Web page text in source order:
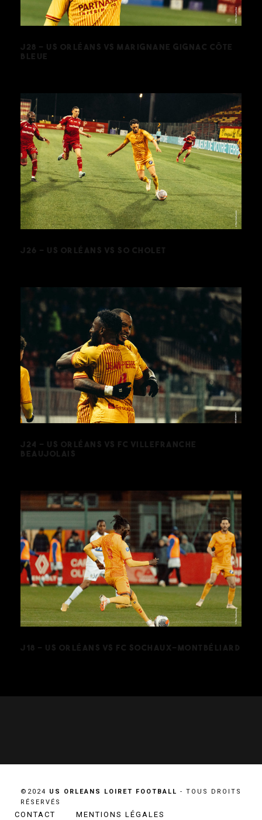
J28 – US ORLÉANS VS MARIGNANE GIGNAC CÔTE
BLEUE
J26 – US ORLÉANS VS SO CHOLET
J26 – US ORLÉANS VS SO CHOLET
J24 – US ORLÉANS VS FC
VILLEFRANCHE BEAUJOLAIS
J24 – US ORLÉANS VS FC VILLEFRANCHE
BEAUJOLAIS
J18 – US ORLÉANS VS FC SOCHAUX-
MONTBÉLIARD
J18 – US ORLÉANS VS FC SOCHAUX-MONTBÉLIARD
©2024 US ORLEANS LOIRET FOOTBALL - TOUS DROITS
RÉSERVÉS
CONTACT MENTIONS LÉGALES